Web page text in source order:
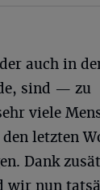
auch in
sind — zu
viele
letzten
Dank
wir nun